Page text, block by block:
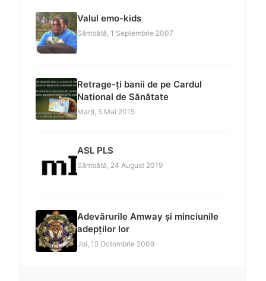
Valul emo-kids
Sâmbătă, 1 Septembrie 2007
Retrage-ți banii de pe Cardul
National de Sănătate
Marți, 5 Mai 2015
ASL PLS
Sâmbătă, 24 August 2019
Adevărurile Amway și minciunile
adepților lor
Joi, 15 Octombrie 2009